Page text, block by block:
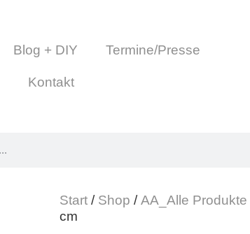
Blog + DIY Termine/Presse
Kontakt
Start / Shop /AA_Alle Produkte
cm